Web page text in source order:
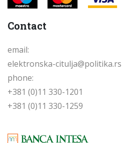
Contact
email:
elektronska-citulja@politika.rs
phone:
+381 (0)11 330-1201
+381 (0)11 330-1259